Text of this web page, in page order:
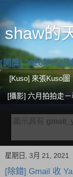
shaw的
[開獎] 2026年3-4
[Kuso] 來張Kuso圖
[攝影] 六月拍拍走
顯示具有
星期日, 3月 21, 2021
[除錯] Gmail 收